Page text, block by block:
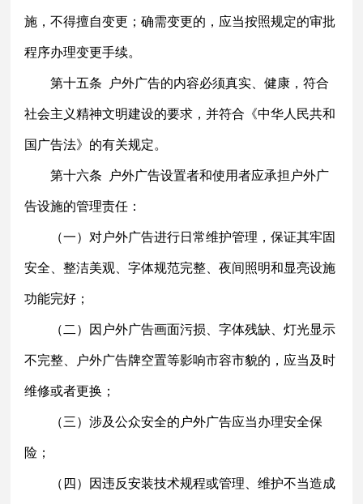
施，不得擅自变更；确需变更的，应当按照规定的审批
程序办理变更手续。
第十五条 户外广告的内容必须真实、健康，符合
社会主义精神文明建设的要求，并符合《中华人民共和
国广告法》的有关规定。
第十六条 户外广告设置者和使用者应承担户外广
告设施的管理责任：
（一）对户外广告进行日常维护管理，保证其牢固
安全、整洁美观、字体规范完整、夜间照明和显亮设施
功能完好；
（二）因户外广告画面污损、字体残缺、灯光显示
不完整、户外广告牌空置等影响市容市貌的，应当及时
维修或者更换；
（三）涉及公众安全的户外广告应当办理安全保
险；
（四）因违反安装技术规程或管理、维护不当造成